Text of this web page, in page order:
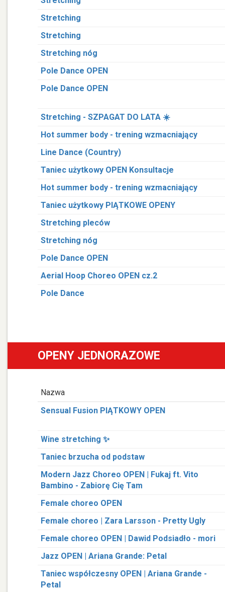
Stretching
Stretching
Stretching nóg
Pole Dance OPEN
Pole Dance OPEN
Stretching - SZPAGAT DO LATA ☀️
Hot summer body - trening wzmacniający
Line Dance (Country)
Taniec użytkowy OPEN Konsultacje
Hot summer body - trening wzmacniający
Taniec użytkowy PIĄTKOWE OPENY
Stretching pleców
Stretching nóg
Pole Dance OPEN
Aerial Hoop Choreo OPEN cz.2
Pole Dance
OPENY JEDNORAZOWE
Nazwa
Sensual Fusion PIĄTKOWY OPEN
Wine stretching ✨
Taniec brzucha od podstaw
Modern Jazz Choreo OPEN | Fukaj ft. Vito
Bambino - Zabiorę Cię Tam
Female choreo OPEN
Female choreo | Zara Larsson - Pretty Ugly
Female choreo OPEN | Dawid Podsiadło - mori
Jazz OPEN | Ariana Grande: Petal
Taniec współczesny OPEN | Ariana Grande -
Petal